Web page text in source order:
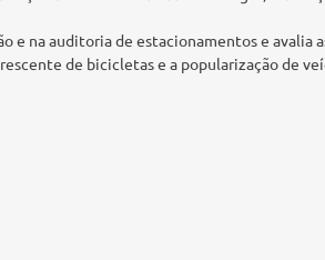
na auditoria de estacionamentos e
de bicicletas e a popularização de